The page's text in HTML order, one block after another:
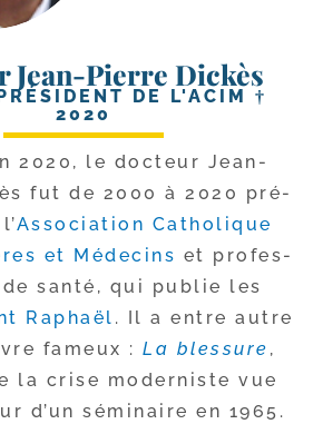
Jean-Pierre Dickès
DE L'ACIM †
2020
2020, le doc­teur Jean-​
fut de 2000 à 2020 pré­
Association Catholique
et Médecins et pro­fes­
san­té, qui publie les
Raphaël . Il a entre autre
fameux : La bles­sure ,
la crise moder­niste vue
d’un sémi­naire en 1965.